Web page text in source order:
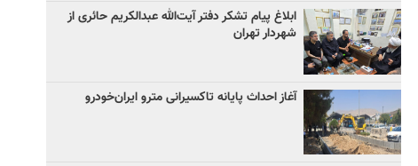
ابلاغ پیام تشکر دفتر آیت‌الله عبدالکریم حائری از
شهردار تهران
آغاز احداث پایانه تاکسیرانی مترو ایران‌خودرو